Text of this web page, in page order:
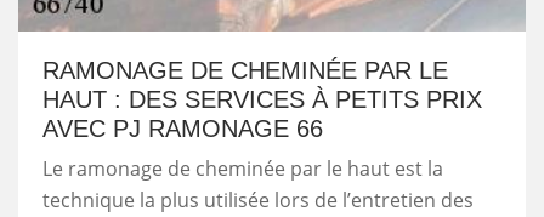
RAMONAGE DE CHEMINÉE PAR LE
HAUT : DES SERVICES À PETITS PRIX
AVEC PJ RAMONAGE 66
Le ramonage de cheminée par le haut est la
technique la plus utilisée lors de l’entretien des